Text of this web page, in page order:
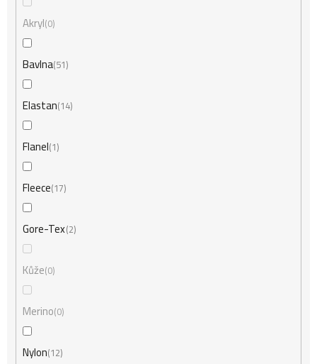
Akryl 0
Bavlna 51
Elastan 14
Flanel 1
Fleece 17
Gore-Tex 2
Kůže 0
Merino 0
Nylon 12